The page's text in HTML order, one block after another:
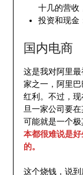
十几的营收
投资和现金
国内电商
这是我对阿里
家之一，阿里
红利。不过，
旦一家公司要
可能就是一个极
本都很难说是
的。
这个烧钱，说